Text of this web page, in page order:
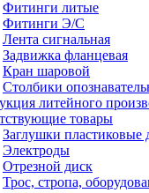
Фитинги литые
Фитинги Э/С
Лента сигнальная
Задвижка фланцевая
Кран шаровой
Столбики
литейного
товары
Заглушки пластиковые
Электроды
Отрезной диск
Трос, стропа,